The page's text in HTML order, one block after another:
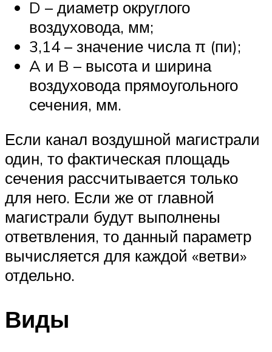
D – диаметр округлого
воздуховода, мм;
3,14 – значение числа π (пи);
A и B – высота и ширина
воздуховода прямоугольного
сечения, мм.
Если канал воздушной магистрали
один, то фактическая площадь
сечения рассчитывается только
для него. Если же от главной
магистрали будут выполнены
ответвления, то данный параметр
вычисляется для каждой «ветви»
отдельно.
Виды